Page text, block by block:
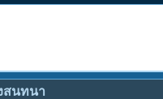
สนทนา